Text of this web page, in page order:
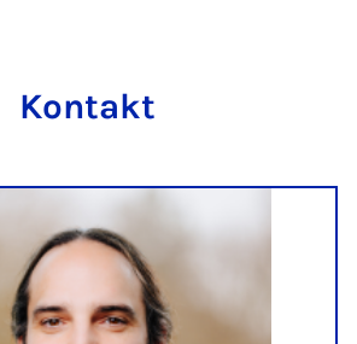
Kontakt